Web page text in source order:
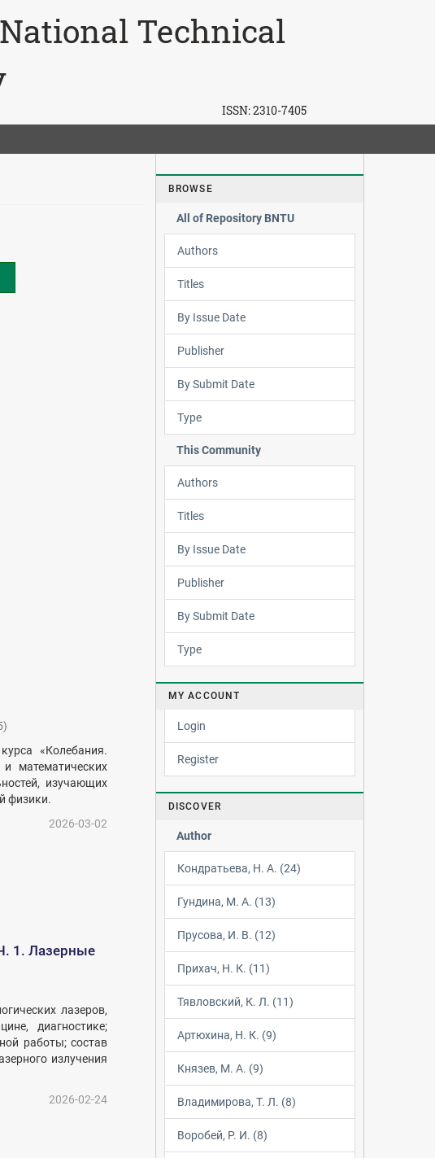
Technical
ISSN:2310-7405
)
«Колебания.
математических
изучающих
физики.
2026-03-02
1. Лазерные
лазеров,
диагностике;
работы; состав
излучения
2026-02-24
BROWSE
All of Repository BNTU
Authors
Titles
By Issue Date
Publisher
By Submit Date
Type
This Community
Authors
Titles
By Issue Date
Publisher
By Submit Date
Type
MY ACCOUNT
Login
Register
DISCOVER
Author
Кондратьева, Н. А. (24)
Гундина, М. А. (13)
Прусова, И. В. (12)
Прихач, Н. К. (11)
Тявловский, К. Л. (11)
Артюхина, Н. К. (9)
Князев, М. А. (9)
Владимирова, Т. Л. (8)
Воробей, Р. И. (8)